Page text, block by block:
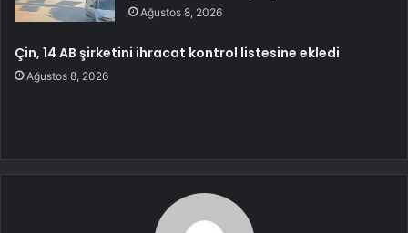
Ağustos 8, 2026
Çin, 14 AB şirketini ihracat kontrol listesine ekledi
Ağustos 8, 2026